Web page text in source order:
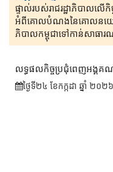
ផ្ទាល់​របស់រាជរដ្ឋាភិ​បា​ល​លើ​
អំពីគោលបំណងនៃគោល​នយោប
ភិ​បា​ល​កម្ពុជាទៅកាន់សាធា
លទ្ធផលកិច្ចប្រជុំពេញអង្គគណៈ
ថ្ងៃទី២៤ ខែ​កក្កដា ឆ្នាំ ២០២៦